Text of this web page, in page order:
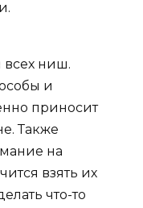
всех ниш.
и
приносит
Также
на
взять их
что-то